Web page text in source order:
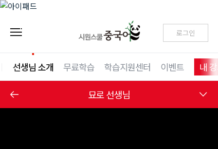
로그인
선생님 소개 무료학습 학습지원센터 이벤트 내
묘로 선생님